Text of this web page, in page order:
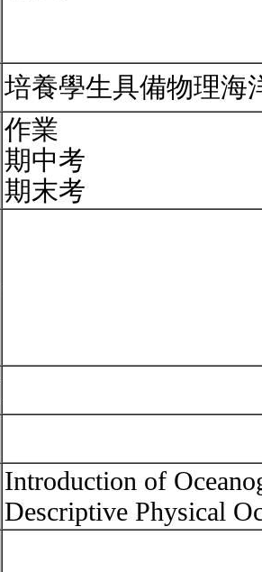
培養學生具備物理海
作業
期中考
期末考
Introduction of
Descriptive Physical